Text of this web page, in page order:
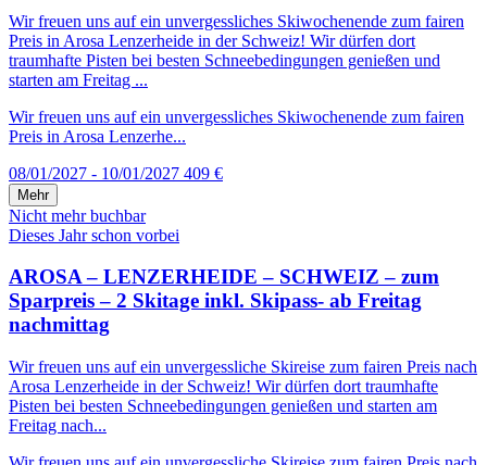
Wir freuen uns auf ein unvergessliches Skiwochenende zum fairen
Preis in Arosa Lenzerheide in der Schweiz! Wir dürfen dort
traumhafte Pisten bei besten Schneebedingungen genießen und
starten am Freitag ...
Wir freuen uns auf ein unvergessliches Skiwochenende zum fairen
Preis in Arosa Lenzerhe...
08/01/2027 - 10/01/2027 409 €
Mehr
Nicht mehr buchbar
Dieses Jahr schon vorbei
AROSA – LENZERHEIDE – SCHWEIZ – zum
Sparpreis – 2 Skitage inkl. Skipass- ab Freitag
nachmittag
Wir freuen uns auf ein unvergessliche Skireise zum fairen Preis nach
Arosa Lenzerheide in der Schweiz! Wir dürfen dort traumhafte
Pisten bei besten Schneebedingungen genießen und starten am
Freitag nach...